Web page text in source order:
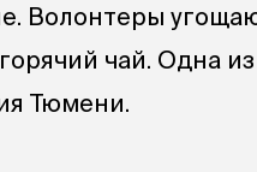
Волонтеры
чай. Одна
Тюмени.